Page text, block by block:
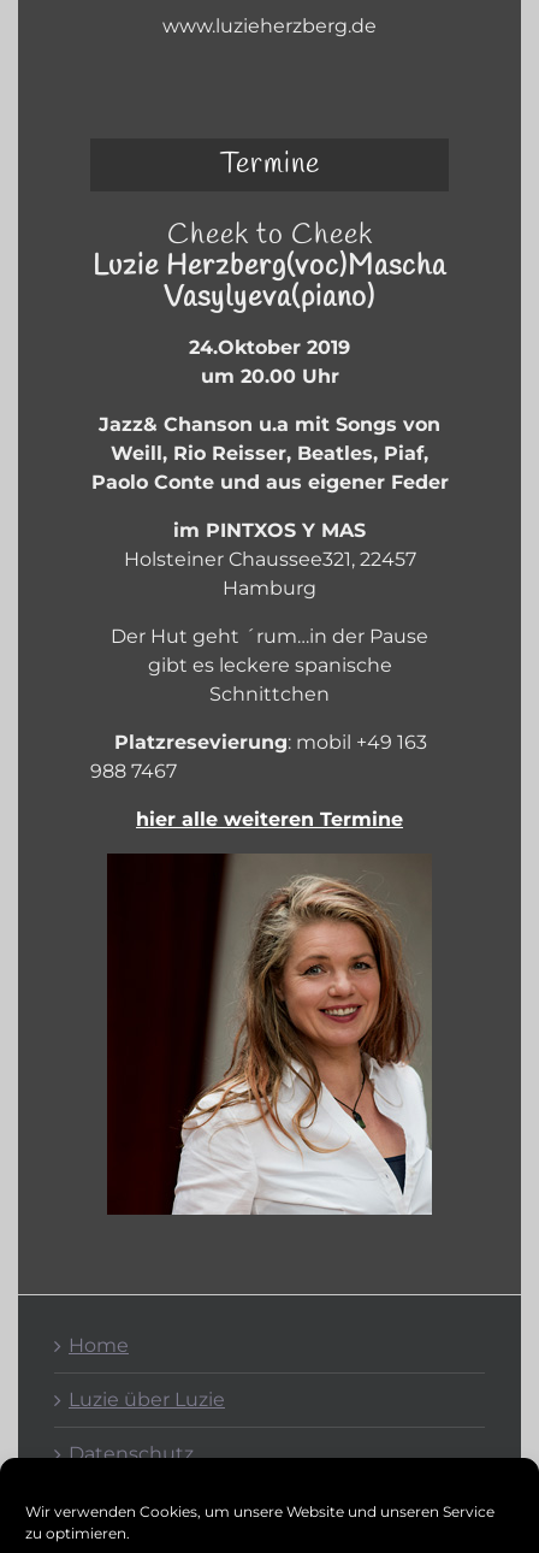
Wir verwenden Cookies, um unsere Website und unseren Service
zu optimieren.
www.luzieherzberg.de
Termine
Cheek to Cheek
Luzie Herzberg(voc)Mascha
Vasylyeva(piano)
24.Oktober 2019
um 20.00 Uhr
Jazz& Chanson u.a mit Songs von
Weill, Rio Reisser, Beatles, Piaf,
Paolo Conte und aus eigener Feder
im PINTXOS Y MAS
Holsteiner Chaussee321, 22457
Hamburg
Der Hut geht ´rum…in der Pause
gibt es leckere spanische
Schnittchen
Platzresevierung: mobil +49 163
988 7467
hier alle weiteren Termine
Home
Luzie über Luzie
Datenschutz
Kontakt